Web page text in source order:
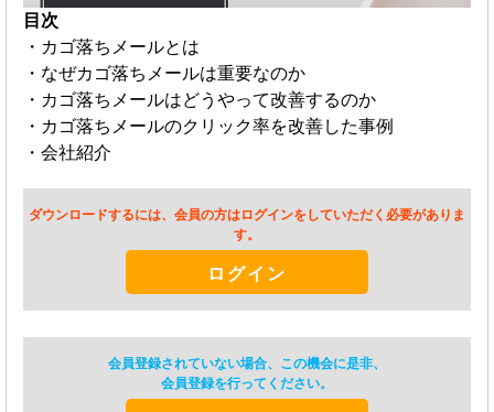
目次
・カゴ落ちメールとは
・なぜカゴ落ちメールは重要なのか
・カゴ落ちメールはどうやって改善するのか
・カゴ落ちメールのクリック率を改善した事例
・会社紹介
ダウンロードするには、会員の方はログインをしていただく必要がありま
す。
ログイン
会員登録されていない場合、この機会に是非、
会員登録を行ってください。